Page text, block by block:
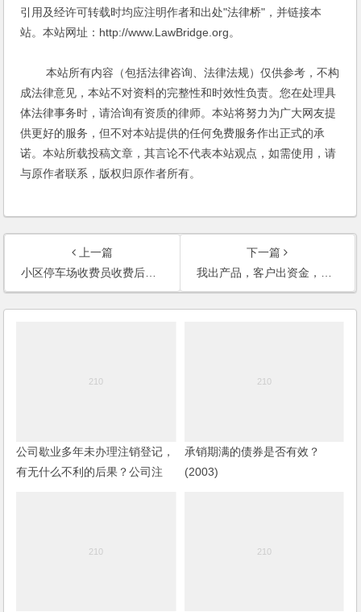
引用及经许可转载时均应注明作者和出处"法律桥"，并链接本
站。本站网址：http://www.LawBridge.org。
本站所有内容（包括法律咨询、法律法规）仅供参考，不构
成法律意见，本站不对资料的完整性和时效性负责。您在处理具
体法律事务时，请洽询有资质的律师。本站将努力为广大网友提
供更好的服务，但不对本站提供的任何免费服务作出正式的承
诺。本站所载投稿文章，其言论不代表本站观点，如需使用，请
与原作者联系，版权归原作者所有。
上一篇
小区停车场收费员收费后不辞而别，作为业主还应当缴费吗？
下一篇
我出产品，客户出资金，共同开店，共同参与管理经营，是否构成非法集资？
公司歇业多年未办理注销登记，
有无什么不利的后果？公司注
承销期满的债券是否有效？
(2003)